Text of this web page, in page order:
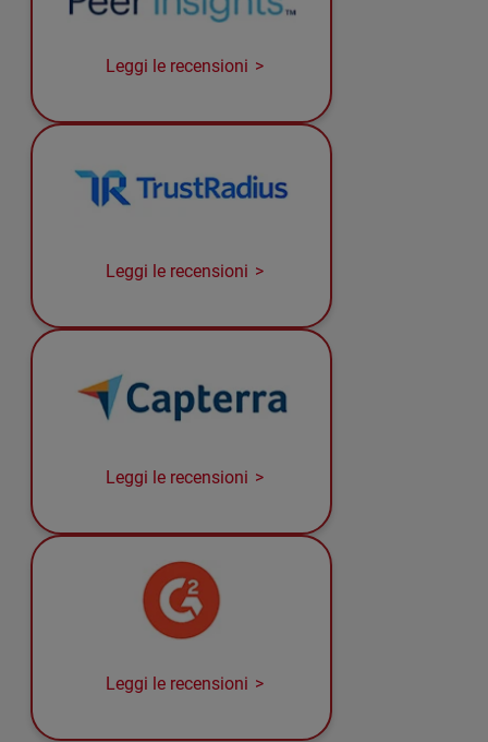
Leggi le recensioni
Leggi le recensioni
Leggi le recensioni
Leggi le recensioni